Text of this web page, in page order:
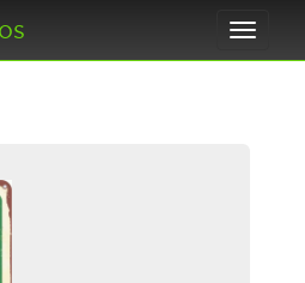
Toggle